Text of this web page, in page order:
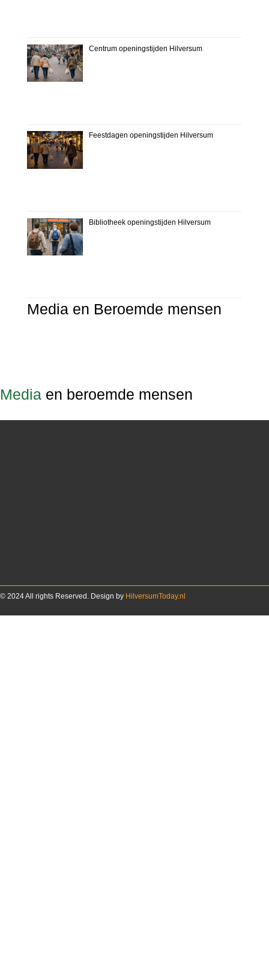
Centrum openingstijden Hilversum
Feestdagen openingstijden Hilversum
Bibliotheek openingstijden Hilversum
Media en Beroemde mensen
Media en beroemde mensen
© 2024 All rights Reserved. Design by HilversumToday.nl